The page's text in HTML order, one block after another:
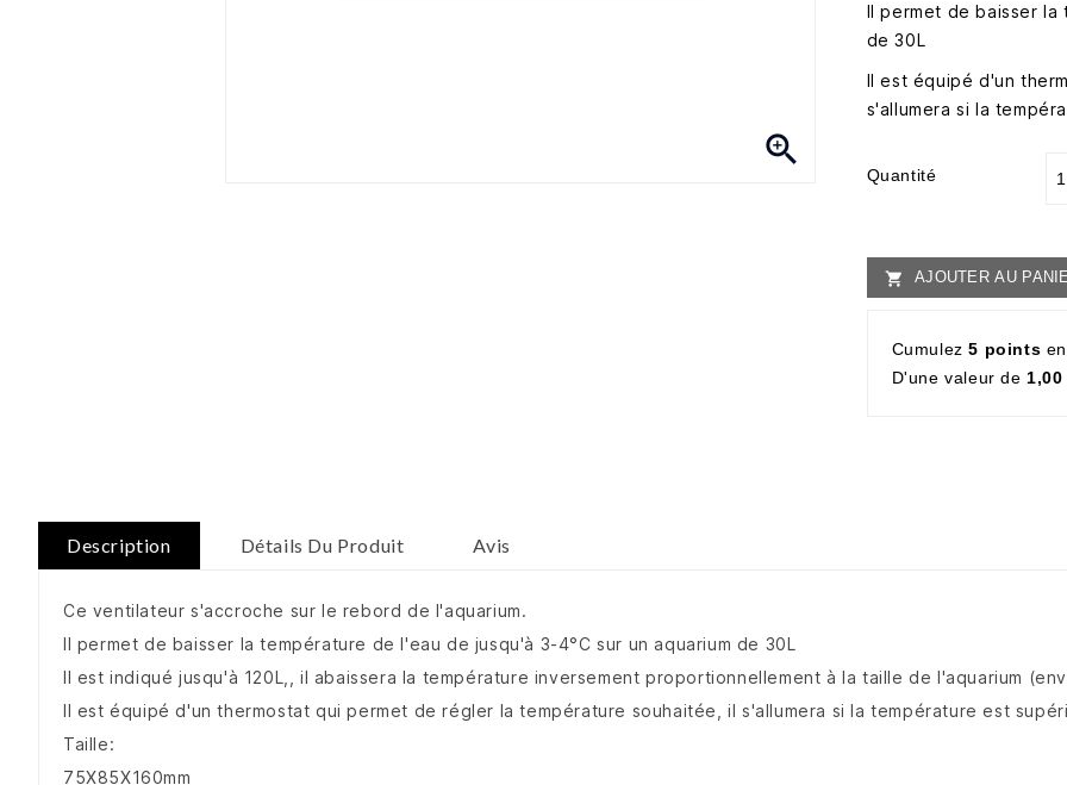

Il permet de baisser la
de 30L
Il est équipé d'un
s'allumera si la
Quantité
 AJOUTER AU
Cumulez5 points
D'une valeur de1,00
Description Détails Du Produit Avis
Ce ventilateur s'accroche sur le rebord de l'aquarium.
Il permet de baisser la température de l'eau de jusqu'à 3-4°C sur un aquarium de 30L
Il est indiqué jusqu'à 120L,, il abaissera la température inversement proportionnellement à la taille de l'aquarium
Il est équipé d'un thermostat qui permet de régler la température souhaitée, il s'allumera si la température est
Taille:
75X85X160mm